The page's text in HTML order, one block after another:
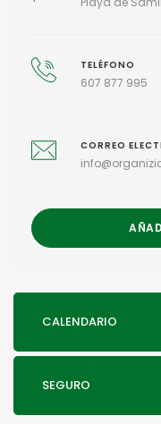
TELÉFONO
607 877 995
CORREO
CALENDARIO
SEGURO